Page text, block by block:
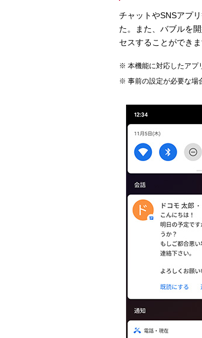
チャットやSNSアプ
た。また、バブルを
セスすることができま
本機能に対応したアプ
事前の設定が必要な場